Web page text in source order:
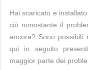
Hai scaricato e
ciò nonostante il
ancora? Sono possibili
qui in seguito
maggior parte dei